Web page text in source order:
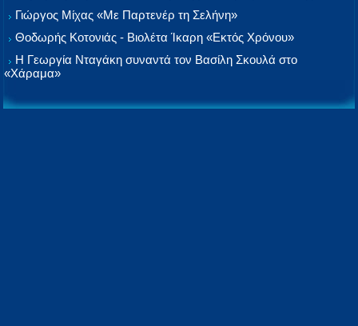
Γιώργος Μίχας «Με Παρτενέρ τη Σελήνη»
Θοδωρής Κοτονιάς - Βιολέτα Ίκαρη «Εκτός Χρόνου»
Η Γεωργία Νταγάκη συναντά τον Βασίλη Σκουλά στο
«Χάραμα»